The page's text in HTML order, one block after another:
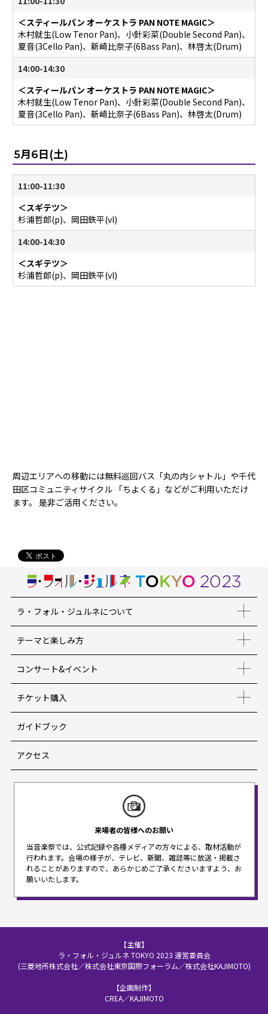
＜スティールパン オーケストラ PAN NOTE MAGIC＞
木村就生(Low Tenor Pan)、小針彩菜(Double Second Pan)、
夏音(3Cello Pan)、新崎比奈子(6Bass Pan)、林啓太(Drum)
14:00-14:30
＜スティールパン オーケストラ PAN NOTE MAGIC＞
木村就生(Low Tenor Pan)、小針彩菜(Double Second Pan)、
夏音(3Cello Pan)、新崎比奈子(6Bass Pan)、林啓太(Drum)
5月6日(土)
11:00-11:30
＜スギテツ＞
杉浦哲郎(p)、岡田鉄平(vl)
14:00-14:30
＜スギテツ＞
杉浦哲郎(p)、岡田鉄平(vl)
周辺エリアへの移動には無料巡回バス「丸の内シャトル」や千代
田区コミュニティサイクル 「ちよくる」などがご利用いただけ
ます。 是非ご活用ください。
ラ・フォル・ジュルネについて
テーマと楽しみ方
コンサート&イベント
チケット購入
ガイドブック
アクセス
来場者の皆様へのお願い
当音楽祭では、公式記録や各種メディアの方々による、取材活動が
行われます。 会場の様子が、テレビ、新聞、雑誌等に放送・掲載さ
れることがありますので、 あらかじめご了承くださいますよう、お
願いいたします。
【主催】
ラ・フォル・ジュルネ TOKYO 2023 運営委員会
(三菱地所株式会社／株式会社東京国際フォーラム／株式会社KAJIMOTO)
【企画制作】
CREA／KAJIMOTO